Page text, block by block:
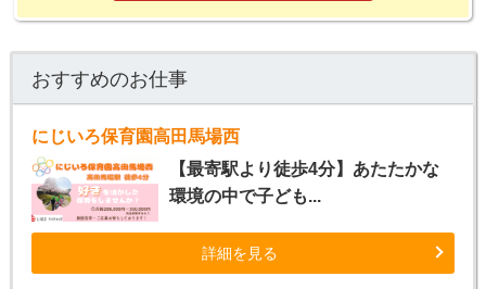
おすすめのお仕事
にじいろ保育園高田馬場西
【最寄駅より徒歩4分】あたたかな
環境の中で子ども...
詳細を見る